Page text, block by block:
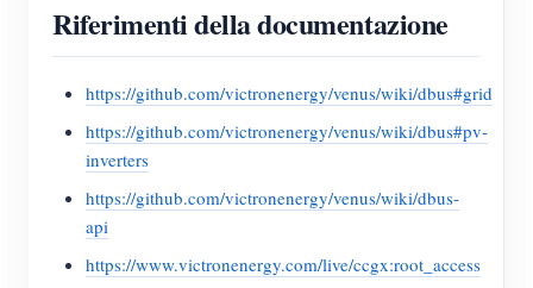
Riferimenti della documentazione
https://github.com/victronenergy/venus/wiki/dbus#grid
https://github.com/victronenergy/venus/wiki/dbus#pv-
inverters
https://github.com/victronenergy/venus/wiki/dbus-
api
https://www.victronenergy.com/live/ccgx:root_access